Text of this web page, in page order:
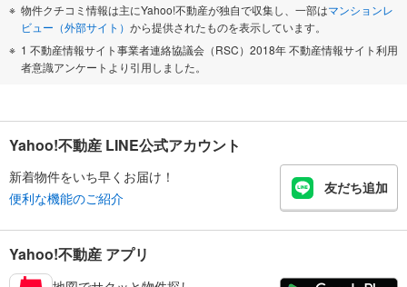
物件クチコミ情報は主にYahoo!不動産が独自で収集し、一部はマンションレ
ビュー（外部サイト） から提供されたものを表示しています。
1 不動産情報サイト事業者連絡協議会（RSC）2018年 不動産情報サイト利用
者意識アンケートより引用しました。
Yahoo!不動産 LINE公式アカウント
新着物件をいち早くお届け！
便利な機能のご紹介
友だち追加
Yahoo!不動産 アプリ